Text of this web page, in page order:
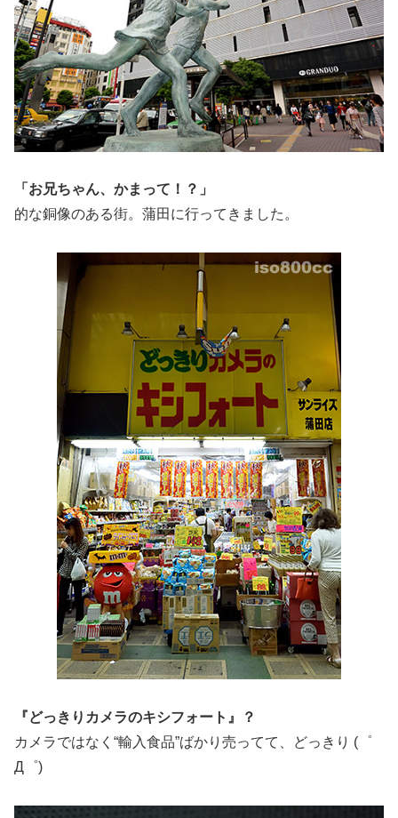
「お兄ちゃん、かまって！？」
的な銅像のある街。蒲田に行ってきました。
『どっきりカメラのキシフォート』？
カメラではなく“輸入食品”ばかり売ってて、どっきり (゜
Д゜)